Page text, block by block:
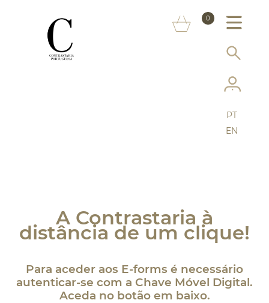
0
SERVIÇOS
MAIS CONTRASTARIA
PT
EN
A Contrastaria à
distância de um clique!
Para aceder aos E-forms é necessário
autenticar-se com a Chave Móvel Digital.
Aceda no botão em baixo.